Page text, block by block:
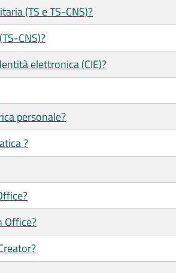
(TS e TS-CNS)?
CNS)?
elettronica (CIE)?
personale?
?
Office?